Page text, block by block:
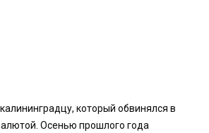
который обвинялся в
Осенью прошлого года